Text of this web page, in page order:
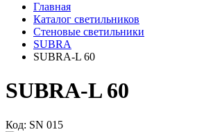
Главная
Каталог светильников
Стеновые светильники
SUBRA
SUBRA-L 60
SUBRA-L 60
Код: SN 015